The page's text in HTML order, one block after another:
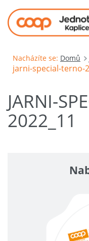
Nacházíte se: Domů
jarni-special-terno-
JARNI-
2022_11